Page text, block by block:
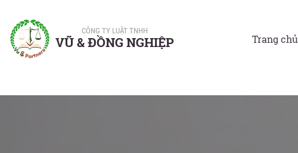
CÔNG TY LUẬT TNHH
VŨ & ĐỒNG NGHIỆP Trang chủ